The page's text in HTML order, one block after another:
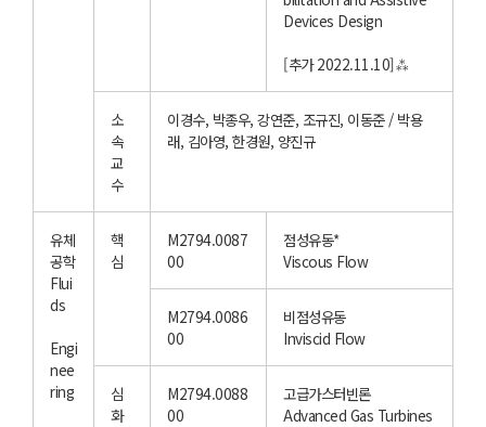
Devices Design
[추가 2022.11.10]⁂
소
속
교
수
이경수, 박종우, 강연준, 조규진, 이동준 / 박용
래, 김아영, 한경원, 양진규
유체
공학
Flui
ds
Engi
nee
ring
핵
심
M2794.0087
00
점성유동*
Viscous Flow
M2794.0086
00
비점성유동
Inviscid Flow
심
화
M2794.0088
00
고급가스터빈론
Advanced Gas Turbines